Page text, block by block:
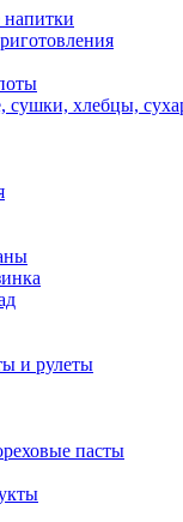
напитки
сушки, хлебцы,
и рулеты
пасты